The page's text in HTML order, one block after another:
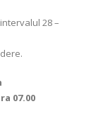
28 –
07.00